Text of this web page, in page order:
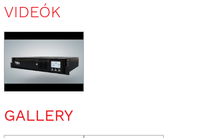
VIDEÓK
GALLERY